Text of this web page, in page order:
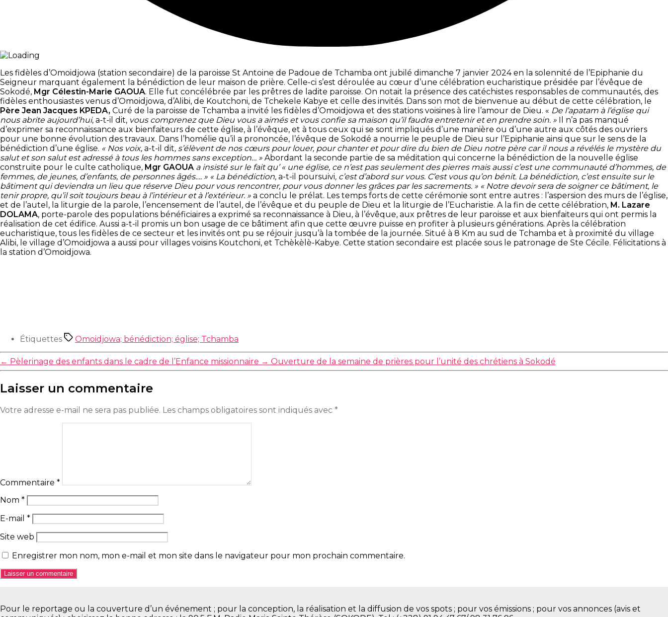
Les fidèles d’Omoidjowa (station secondaire) de la paroisse St Antoine de Padoue de Tchamba ont jubilé dimanche 7 janvier 2024 en la solennité de l’Epiphanie du
Seigneur marquant également la bénédiction de leur maison de prière. Celle-ci s’est déroulée au cœur d’une célébration eucharistique présidée par l’évêque de
Sokodé, Mgr Célestin-Marie GAOUA. Elle fut concélébrée par les prêtres de ladite paroisse. On notait la présence des catéchistes responsables de communautés, des
fidèles enthousiastes venus d’Omoidjowa, d’Alibi, de Koutchoni, de Tchekele Kabye et celle des invités. Dans son mot de bienvenue au début de cette célébration, le
Père Jean Jacques KPEDA, Curé de la paroisse de Tchamba a invité les fidèles d’Omoidjowa et des stations voisines à lire l’amour de Dieu. « De l’apatam à l’église qui
nous abrite aujourd’hui, a-t-il dit, vous comprenez que Dieu vous a aimés et vous confie sa maison qu’il faudra entretenir et en prendre soin. » Il n’a pas manqué
d’exprimer sa reconnaissance aux bienfaiteurs de cette église, à l’évêque, et à tous ceux qui se sont impliqués d’une manière ou d’une autre aux côtés des ouvriers
pour une bonne évolution des travaux. Dans l’homélie qu’il a prononcée, l’évêque de Sokodé a nourrie le peuple de Dieu sur l’Epiphanie ainsi que sur le sens de la
bénédiction d’une église. « Nos voix, a-t-il dit, s’élèvent de nos cœurs pour louer, pour chanter et pour dire du bien de Dieu notre père car il nous a révélés le mystère du
salut et son salut est adressé à tous les hommes sans exception… » Abordant la seconde partie de sa méditation qui concerne la bénédiction de la nouvelle église
construite pour le culte catholique, Mgr GAOUA a insisté sur le fait qu’ « une église, ce n’est pas seulement des pierres mais aussi c’est une communauté d’hommes, de
femmes, de jeunes, d’enfants, de personnes âgés…. » « La bénédiction, a-t-il poursuivi, c’est d’abord sur vous. C’est vous qu’on bénit. La bénédiction, c’est ensuite sur le
bâtiment qui deviendra un lieu que réserve Dieu pour vous rencontrer, pour vous donner les grâces par les sacrements. » « Notre devoir sera de soigner ce bâtiment, le
tenir propre, qu’il soit toujours beau à l’intérieur et à l’extérieur. » a conclu le prélat. Les temps forts de cette cérémonie sont entre autres : l’aspersion des murs de l’église,
et de l’autel, la liturgie de la parole, l’encensement de l’autel, de l’évêque et du peuple de Dieu et la liturgie de l’Eucharistie. A la fin de cette célébration, M. Lazare
DOLAMA, porte-parole des populations bénéficiaires a exprimé sa reconnaissance à Dieu, à l’évêque, aux prêtres de leur paroisse et aux bienfaiteurs qui ont permis la
réalisation de cet édifice. Aussi a-t-il promis un bon usage de ce bâtiment afin que cette œuvre puisse en profiter à plusieurs générations. Après la célébration
eucharistique, tous les fidèles de ce secteur et les invités ont pu se réjouir jusqu’à la tombée de la journée. Situé à 8 Km au sud de Tchamba et à proximité du village
Alibi, le village d’Omoidjowa a aussi pour villages voisins Koutchoni, et Tchèkèlè-Kabye. Cette station secondaire est placée sous le patronage de Ste Cécile. Félicitations à
la station d’Omoidjowa.
Étiquettes Omoidjowa; bénédiction; église; Tchamba
← Pèlerinage des enfants dans le cadre de l’Enfance missionnaire → Ouverture de la semaine de prières pour l’unité des chrétiens à Sokodé
Laisser un commentaire
Votre adresse e-mail ne sera pas publiée. Les champs obligatoires sont indiqués avec *
Commentaire *
Nom *
E-mail *
Site web
Enregistrer mon nom, mon e-mail et mon site dans le navigateur pour mon prochain commentaire.
Pour le reportage ou la couverture d’un événement ; pour la conception, la réalisation et la diffusion de vos spots ; pour vos émissions ; pour vos annonces (avis et